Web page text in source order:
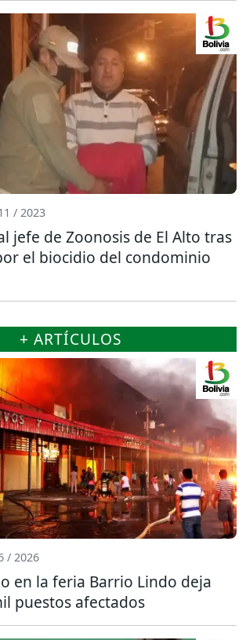
/ 2023
jefe de Zoonosis de El Alto tras
el biocidio del condominio
+ ARTÍCULOS
/ 2026
en la feria Barrio Lindo deja
puestos afectados